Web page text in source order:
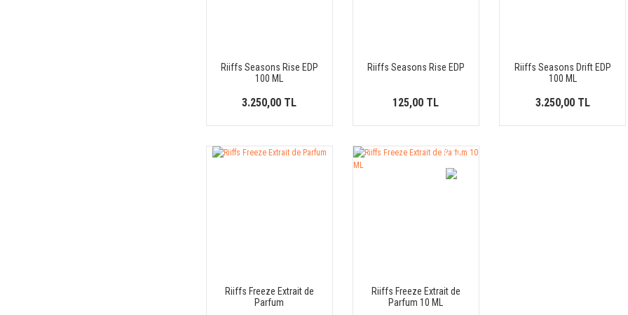
Riiffs Seasons Rise EDP
100 ML
3.250,00 TL
Riiffs Seasons Rise EDP
125,00 TL
Riiffs Seasons Drift EDP
100 ML
3.250,00 TL
Riiffs Freeze Extrait de
Parfum
%17
Riiffs Freeze Extrait de
Parfum 10 ML